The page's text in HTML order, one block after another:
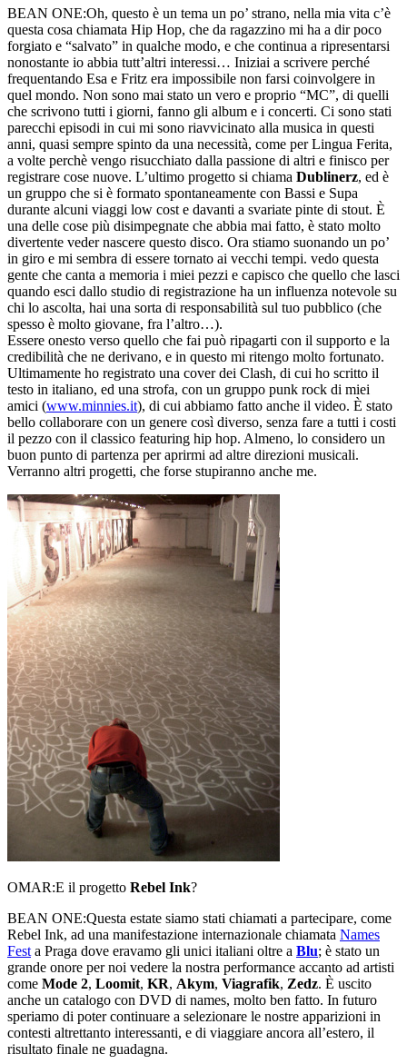
BEAN ONE:Oh, questo è un tema un po’ strano, nella mia vita c’è
questa cosa chiamata Hip Hop, che da ragazzino mi ha a dir poco
forgiato e “salvato” in qualche modo, e che continua a ripresentarsi
nonostante io abbia tutt’altri interessi… Iniziai a scrivere perché
frequentando Esa e Fritz era impossibile non farsi coinvolgere in
quel mondo. Non sono mai stato un vero e proprio “MC”, di quelli
che scrivono tutti i giorni, fanno gli album e i concerti. Ci sono stati
parecchi episodi in cui mi sono riavvicinato alla musica in questi
anni, quasi sempre spinto da una necessità, come per Lingua Ferita,
a volte perchè vengo risucchiato dalla passione di altri e finisco per
registrare cose nuove. L’ultimo progetto si chiama Dublinerz, ed è
un gruppo che si è formato spontaneamente con Bassi e Supa
durante alcuni viaggi low cost e davanti a svariate pinte di stout. È
una delle cose più disimpegnate che abbia mai fatto, è stato molto
divertente veder nascere questo disco. Ora stiamo suonando un po’
in giro e mi sembra di essere tornato ai vecchi tempi. vedo questa
gente che canta a memoria i miei pezzi e capisco che quello che lasci
quando esci dallo studio di registrazione ha un influenza notevole su
chi lo ascolta, hai una sorta di responsabilità sul tuo pubblico (che
spesso è molto giovane, fra l’altro…).
Essere onesto verso quello che fai può ripagarti con il supporto e la
credibilità che ne derivano, e in questo mi ritengo molto fortunato.
Ultimamente ho registrato una cover dei Clash, di cui ho scritto il
testo in italiano, ed una strofa, con un gruppo punk rock di miei
amici (www.minnies.it), di cui abbiamo fatto anche il video. È stato
bello collaborare con un genere così diverso, senza fare a tutti i costi
il pezzo con il classico featuring hip hop. Almeno, lo considero un
buon punto di partenza per aprirmi ad altre direzioni musicali.
Verranno altri progetti, che forse stupiranno anche me.
OMAR:E il progetto Rebel Ink?
BEAN ONE:Questa estate siamo stati chiamati a partecipare, come
Rebel Ink, ad una manifestazione internazionale chiamata Names
Fest a Praga dove eravamo gli unici italiani oltre a Blu; è stato un
grande onore per noi vedere la nostra performance accanto ad artisti
come Mode 2, Loomit, KR, Akym, Viagrafik, Zedz. È uscito
anche un catalogo con DVD di names, molto ben fatto. In futuro
speriamo di poter continuare a selezionare le nostre apparizioni in
contesti altrettanto interessanti, e di viaggiare ancora all’estero, il
risultato finale ne guadagna.